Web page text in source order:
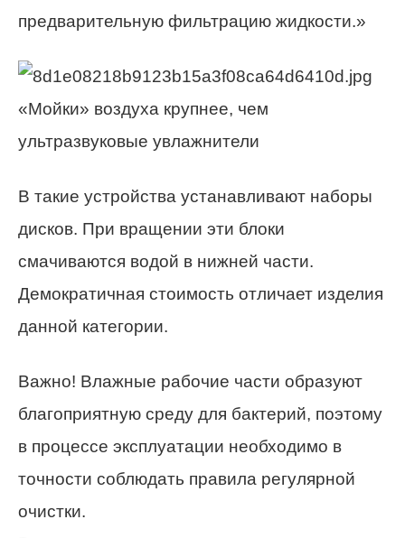
предварительную фильтрацию жидкости.»
«Мойки» воздуха крупнее, чем
ультразвуковые увлажнители
В такие устройства устанавливают наборы
дисков. При вращении эти блоки
смачиваются водой в нижней части.
Демократичная стоимость отличает изделия
данной категории.
Важно! Влажные рабочие части образуют
благоприятную среду для бактерий, поэтому
в процессе эксплуатации необходимо в
точности соблюдать правила регулярной
очистки.